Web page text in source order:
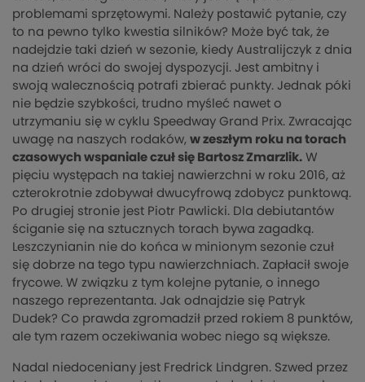
problemami sprzętowymi. Należy postawić pytanie, czy
to na pewno tylko kwestia silników? Może być tak, że
nadejdzie taki dzień w sezonie, kiedy Australijczyk z dnia
na dzień wróci do swojej dyspozycji. Jest ambitny i
swoją walecznością potrafi zbierać punkty. Jednak póki
nie będzie szybkości, trudno myśleć nawet o
utrzymaniu się w cyklu Speedway Grand Prix. Zwracając
uwagę na naszych rodaków, w zeszłym roku na torach
czasowych wspaniale czuł się Bartosz Zmarzlik. W
pięciu występach na takiej nawierzchni w roku 2016, aż
czterokrotnie zdobywał dwucyfrową zdobycz punktową.
Po drugiej stronie jest Piotr Pawlicki. Dla debiutantów
ściganie się na sztucznych torach bywa zagadką.
Leszczynianin nie do końca w minionym sezonie czuł
się dobrze na tego typu nawierzchniach. Zapłacił swoje
frycowe. W związku z tym kolejne pytanie, o innego
naszego reprezentanta. Jak odnajdzie się Patryk
Dudek? Co prawda zgromadził przed rokiem 8 punktów,
ale tym razem oczekiwania wobec niego są większe.
Nadal niedoceniany jest Fredrick Lindgren. Szwed przez